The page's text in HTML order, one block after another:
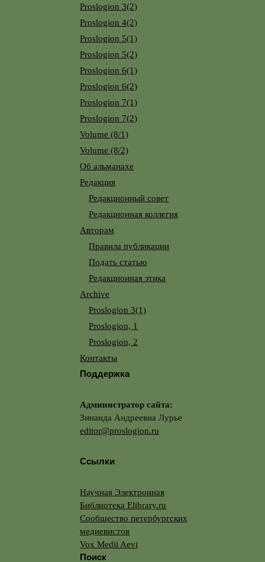
Proslogion 3(2)
Proslogion 4(2)
Proslogion 5(1)
Proslogion 5(2)
Proslogion 6(1)
Proslogion 6(2)
Proslogion 7(1)
Proslogion 7(2)
Volume (8/1)
Volume (8/2)
Об альманахе
Редакция
Редакционный совет
Редакционная коллегия
Авторам
Правила публикации
Подать статью
Редакционная этика
Archive
Proslogion 3(1)
Proslogion, 1
Proslogion, 2
Контакты
Поддержка
Администратор сайта:
Зинаида Андреевна Лурье
editor@proslogion.ru
Ссылки
Научная Электронная
Библиотека Elibrary.ru
Сообщество петербургских
медиевистов
Vox Medii Aevi
Поиск